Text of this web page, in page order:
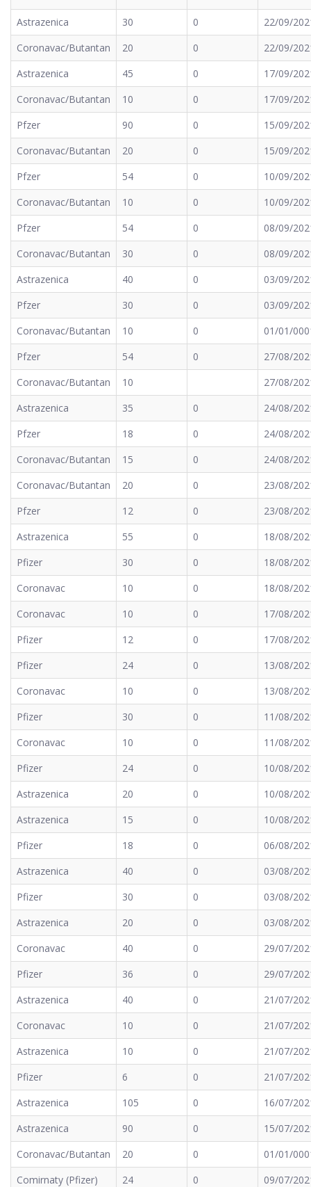
Astrazenica
30 0
22/09/
Coronavac/Butantan
20 0
22/09/
Astrazenica
45 0
17/09/
Coronavac/Butantan
10 0
17/09/
Pfzer
90 0
15/09/
Coronavac/Butantan
20 0
15/09/
Pfzer
54 0
10/09/
Coronavac/Butantan
10 0
10/09/
Pfzer
54 0
08/09/
Coronavac/Butantan
30 0
08/09/
Astrazenica
40 0
03/09/
Pfzer
30 0
03/09/
Coronavac/Butantan
10 0
01/01/
Pfzer
54 0
27/08/
Coronavac/Butantan
10
27/08/
Astrazenica
35 0
24/08/
Pfzer
18 0
24/08/
Coronavac/Butantan
15 0
24/08/
Coronavac/Butantan
20 0
23/08/
Pfzer
12 0
23/08/
Astrazenica
55 0
18/08/
Pfizer
30 0
18/08/
Coronavac
10 0
18/08/
Coronavac
10 0
17/08/
Pfizer
12 0
17/08/
Pfizer
24 0
13/08/
Coronavac
10 0
13/08/
Pfizer
30 0
11/08/
Coronavac
10 0
11/08/
Pfizer
24 0
10/08/
Astrazenica
20 0
10/08/
Astrazenica
15 0
10/08/
Pfizer
18 0
06/08/
Astrazenica
40 0
03/08/
Pfizer
30 0
03/08/
Astrazenica
20 0
03/08/
Coronavac
40 0
29/07/
Pfizer
36 0
29/07/
Astrazenica
40 0
21/07/
Coronavac
10 0
21/07/
Astrazenica
10 0
21/07/
Pfizer
6 0
21/07/
Astrazenica
105 0
16/07/
Astrazenica
90 0
15/07/
Coronavac/Butantan
20 0
01/01/
Comirnaty (Pfizer)
24 0
09/07/